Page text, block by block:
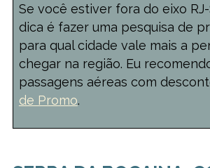
Se você estiver fora do eixo RJ-
dica é fazer uma pesquisa de
para qual cidade vale mais a
chegar na região. Eu
passagens aéreas com
de Promo.